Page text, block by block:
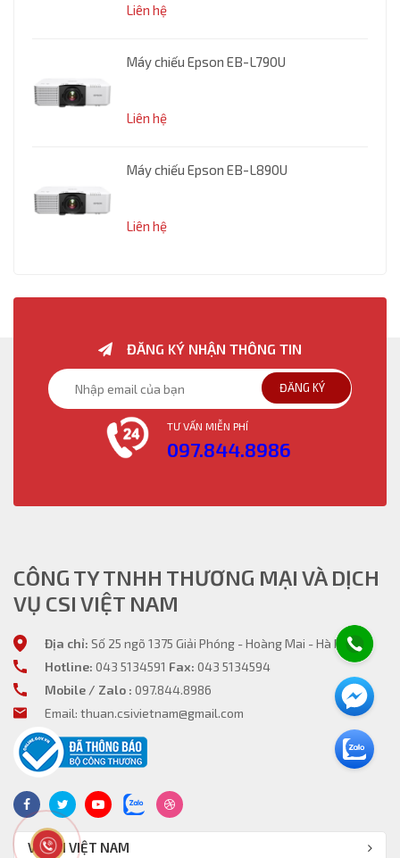
Liên hệ
Máy chiếu Epson EB-L790U
Liên hệ
Máy chiếu Epson EB-L890U
Liên hệ
ĐĂNG KÝ NHẬN THÔNG TIN
ĐĂNG KÝ
TƯ VẤN MIỄN PHÍ
097.844.8986
CÔNG TY TNHH THƯƠNG MẠI VÀ DỊCH
VỤ CSI VIỆT NAM
Địa chỉ: Số 25 ngõ 1375 Giải Phóng - Hoàng Mai - Hà Nội
Hotline: 043 5134591 Fax: 043 5134594
Mobile / Zalo : 097.844.8986
Email: thuan.csivietnam@gmail.com
VỀ CSI VIỆT NAM